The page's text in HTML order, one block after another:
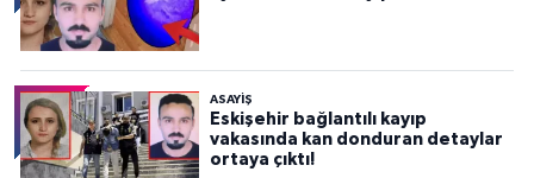
ASAYİŞ
Eskişehir bağlantılı kayıp
vakasında kan donduran detaylar
ortaya çıktı!